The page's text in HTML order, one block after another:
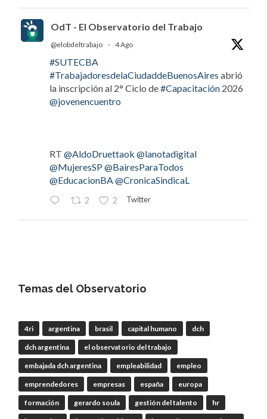
OdT - El Observatorio del Trabajo
@elobdeltrabajo · 4 Ago
#SUTECBA
#TrabajadoresdelaCiudaddeBuenosAires abrió
la inscripción al 2° Ciclo de#Capacitación 2026
@jovenencuentro
RT @AldoDruettaok @lanotadigital
@MujeresSP@BairesParaTodos
@EducacionBA@CronicaSindicaL
2 2 Twitter
Orgánica del#BCRA
RT@lanotadigital@La_Bancaria
@AldoDruettaok@misionesptodos
@SergioOPalazzo @BairesParaTodos
@uniglobalunion
2 Twitter
Temas del Observatorio
4ri argentina brasil capital humano dch
dch argentina el observatorio del trabajo
embajada dch argentina empleabilidad empleo
emprendedores empresas españa europa
formación gerardo soula gestión del talento hr